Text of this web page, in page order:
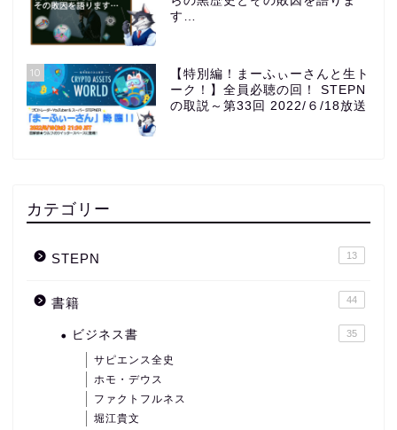
す…
10
【特別編！まーふぃーさんと生ト
ーク！】全員必聴の回！ STEPN
の取説～第33回 2022/６/18放送
カテゴリー
STEPN 13
書籍 44
ビジネス書 35
サピエンス全史
ホモ・デウス
ファクトフルネス
堀江貴文